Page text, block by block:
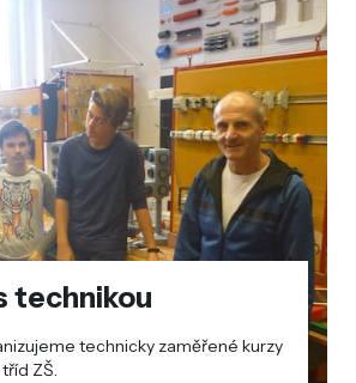
technikou
technicky zaměřené kurzy
ZŠ.